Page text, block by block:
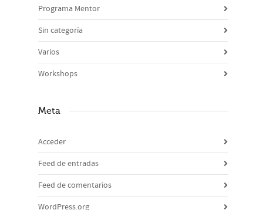
Programa Mentor
Sin categoría
Varios
Workshops
Meta
Acceder
Feed de entradas
Feed de comentarios
WordPress.org